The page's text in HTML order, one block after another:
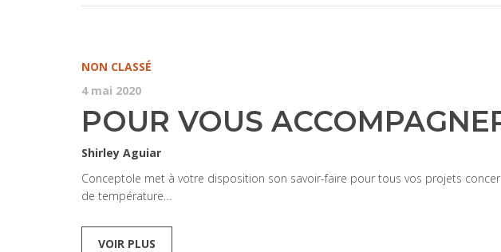
NON CLASSÉ
4 mai 2020
POUR VOUS
Shirley Aguiar
Conceptole met à votre disposition son savoir-faire pour tous vos projets
de température…
VOIR PLUS